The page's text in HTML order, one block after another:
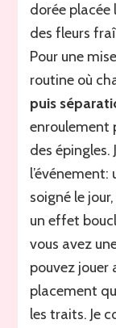
dorée placée
des fleurs
Pour une
routine où
puis
enroulement
des épingles.
soigné le
un effet
vous avez
pouvez jouer
placement
les traits. Je